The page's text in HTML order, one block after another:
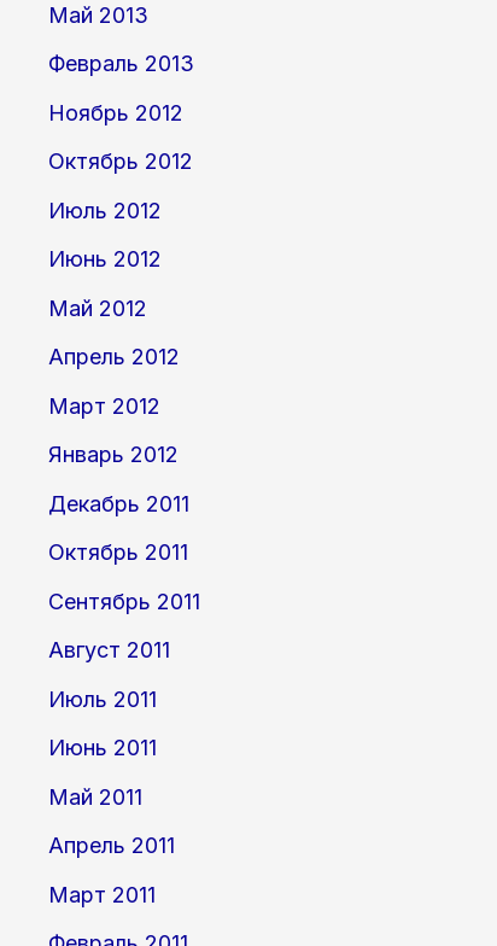
Май 2013
Февраль 2013
Ноябрь 2012
Октябрь 2012
Июль 2012
Июнь 2012
Май 2012
Апрель 2012
Март 2012
Январь 2012
Декабрь 2011
Октябрь 2011
Сентябрь 2011
Август 2011
Июль 2011
Июнь 2011
Май 2011
Апрель 2011
Март 2011